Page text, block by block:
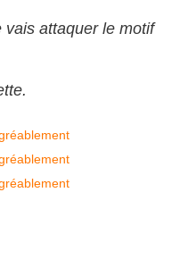
vais attaquer le motif